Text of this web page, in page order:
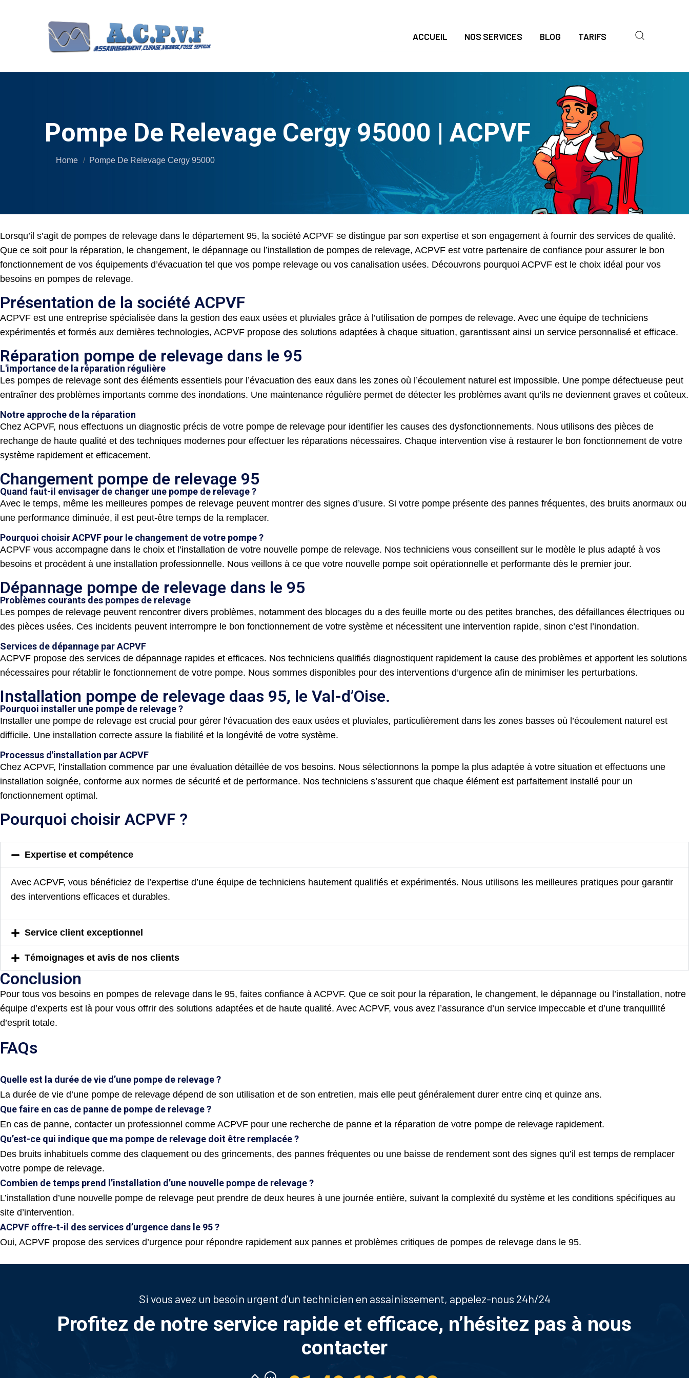
ACCUEIL NOS SERVICES BLOG TARIFS
Pompe De Relevage Cergy 95000 | ACPVF
Home Pompe De Relevage Cergy 95000
Lorsqu’il s’agit de pompes de relevage dans le département 95, la société ACPVF se distingue par son expertise et son engagement à fournir des services de qualité.
Que ce soit pour la réparation, le changement, le dépannage ou l’installation de pompes de relevage, ACPVF est votre partenaire de confiance pour assurer le bon
fonctionnement de vos équipements d’évacuation tel que vos pompe relevage ou vos canalisation usées. Découvrons pourquoi ACPVF est le choix idéal pour vos
besoins en pompes de relevage.
Présentation de la société ACPVF
ACPVF est une entreprise spécialisée dans la gestion des eaux usées et pluviales grâce à l’utilisation de pompes de relevage. Avec une équipe de techniciens
expérimentés et formés aux dernières technologies, ACPVF propose des solutions adaptées à chaque situation, garantissant ainsi un service personnalisé et efficace.
Réparation pompe de relevage dans le 95
L'importance de la réparation régulière
Les pompes de relevage sont des éléments essentiels pour l’évacuation des eaux dans les zones où l’écoulement naturel est impossible. Une pompe défectueuse peut
entraîner des problèmes importants comme des inondations. Une maintenance régulière permet de détecter les problèmes avant qu’ils ne deviennent graves et coûteux.
Notre approche de la réparation
Chez ACPVF, nous effectuons un diagnostic précis de votre pompe de relevage pour identifier les causes des dysfonctionnements. Nous utilisons des pièces de
rechange de haute qualité et des techniques modernes pour effectuer les réparations nécessaires. Chaque intervention vise à restaurer le bon fonctionnement de votre
système rapidement et efficacement.
Changement pompe de relevage 95
Quand faut-il envisager de changer une pompe de relevage ?
Avec le temps, même les meilleures pompes de relevage peuvent montrer des signes d’usure. Si votre pompe présente des pannes fréquentes, des bruits anormaux ou
une performance diminuée, il est peut-être temps de la remplacer.
Pourquoi choisir ACPVF pour le changement de votre pompe ?
ACPVF vous accompagne dans le choix et l’installation de votre nouvelle pompe de relevage. Nos techniciens vous conseillent sur le modèle le plus adapté à vos
besoins et procèdent à une installation professionnelle. Nous veillons à ce que votre nouvelle pompe soit opérationnelle et performante dès le premier jour.
Dépannage pompe de relevage dans le 95
Problèmes courants des pompes de relevage
Les pompes de relevage peuvent rencontrer divers problèmes, notamment des blocages du a des feuille morte ou des petites branches, des défaillances électriques ou
des pièces usées. Ces incidents peuvent interrompre le bon fonctionnement de votre système et nécessitent une intervention rapide, sinon c’est l’inondation.
Services de dépannage par ACPVF
ACPVF propose des services de dépannage rapides et efficaces. Nos techniciens qualifiés diagnostiquent rapidement la cause des problèmes et apportent les solutions
nécessaires pour rétablir le fonctionnement de votre pompe. Nous sommes disponibles pour des interventions d’urgence afin de minimiser les perturbations.
Installation pompe de relevage daas 95, le Val-d’Oise.
Pourquoi installer une pompe de relevage ?
Installer une pompe de relevage est crucial pour gérer l’évacuation des eaux usées et pluviales, particulièrement dans les zones basses où l’écoulement naturel est
difficile. Une installation correcte assure la fiabilité et la longévité de votre système.
Processus d'installation par ACPVF
Chez ACPVF, l’installation commence par une évaluation détaillée de vos besoins. Nous sélectionnons la pompe la plus adaptée à votre situation et effectuons une
installation soignée, conforme aux normes de sécurité et de performance. Nos techniciens s’assurent que chaque élément est parfaitement installé pour un
fonctionnement optimal.
Pourquoi choisir ACPVF ?
Expertise et compétence
Avec ACPVF, vous bénéficiez de l’expertise d’une équipe de techniciens hautement qualifiés et expérimentés. Nous utilisons les meilleures pratiques pour garantir
des interventions efficaces et durables.
Service client exceptionnel
Témoignages et avis de nos clients
Conclusion
Pour tous vos besoins en pompes de relevage dans le 95, faites confiance à ACPVF. Que ce soit pour la réparation, le changement, le dépannage ou l’installation, notre
équipe d’experts est là pour vous offrir des solutions adaptées et de haute qualité. Avec ACPVF, vous avez l’assurance d’un service impeccable et d’une tranquillité
d’esprit totale.
FAQs
Quelle est la durée de vie d’une pompe de relevage ?
La durée de vie d’une pompe de relevage dépend de son utilisation et de son entretien, mais elle peut généralement durer entre cinq et quinze ans.
Que faire en cas de panne de pompe de relevage ?
En cas de panne, contacter un professionnel comme ACPVF pour une recherche de panne et la réparation de votre pompe de relevage rapidement.
Qu’est-ce qui indique que ma pompe de relevage doit être remplacée ?
Des bruits inhabituels comme des claquement ou des grincements, des pannes fréquentes ou une baisse de rendement sont des signes qu’il est temps de remplacer
votre pompe de relevage.
Combien de temps prend l’installation d’une nouvelle pompe de relevage ?
L’installation d’une nouvelle pompe de relevage peut prendre de deux heures à une journée entière, suivant la complexité du système et les conditions spécifiques au
site d’intervention.
ACPVF offre-t-il des services d’urgence dans le 95 ?
Oui, ACPVF propose des services d’urgence pour répondre rapidement aux pannes et problèmes critiques de pompes de relevage dans le 95.
Si vous avez un besoin urgent d’un technicien en assainissement, appelez-nous 24h/24
Profitez de notre service rapide et efficace, n’hésitez pas à nous
contacter